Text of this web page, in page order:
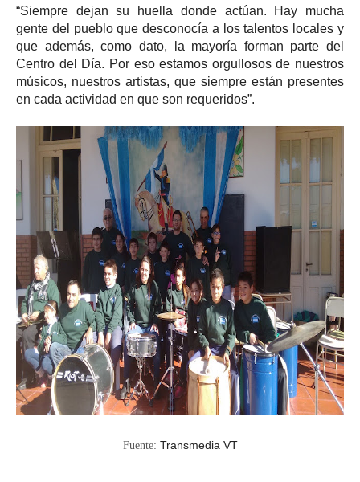
“Siempre dejan su huella donde actúan. Hay mucha
gente del pueblo que desconocía a los talentos locales y
que además, como dato, la mayoría forman parte del
Centro del Día. Por eso estamos orgullosos de nuestros
músicos, nuestros artistas, que siempre están presentes
en cada actividad en que son requeridos”.
Fuente: Transmedia VT